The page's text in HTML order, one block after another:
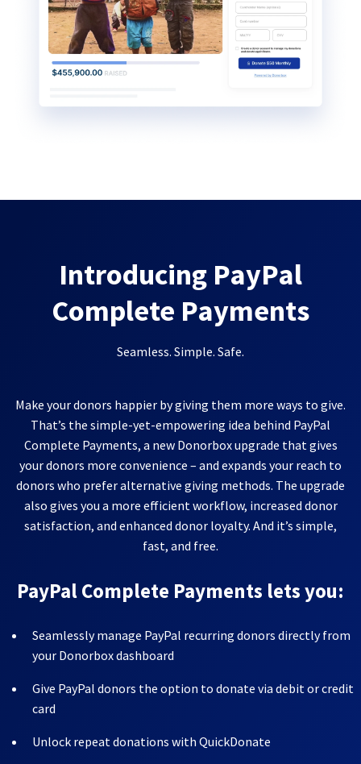
Introducing PayPal
Complete Payments
Seamless. Simple. Safe.
Make your donors happier by giving them more ways to give.
That’s the simple-yet-empowering idea behind PayPal
Complete Payments, a new Donorbox upgrade that gives
your donors more convenience – and expands your reach to
donors who prefer alternative giving methods. The upgrade
also gives you a more efficient workflow, increased donor
satisfaction, and enhanced donor loyalty. And it’s simple,
fast, and free.
PayPal Complete Payments lets you:
Seamlessly manage PayPal recurring donors directly from
your Donorbox dashboard
Give PayPal donors the option to donate via debit or credit
card
Unlock repeat donations with QuickDonate